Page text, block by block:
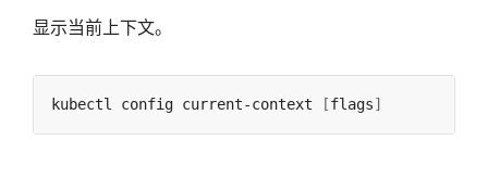
显示当前上下文。
kubectl config current-context [flags]